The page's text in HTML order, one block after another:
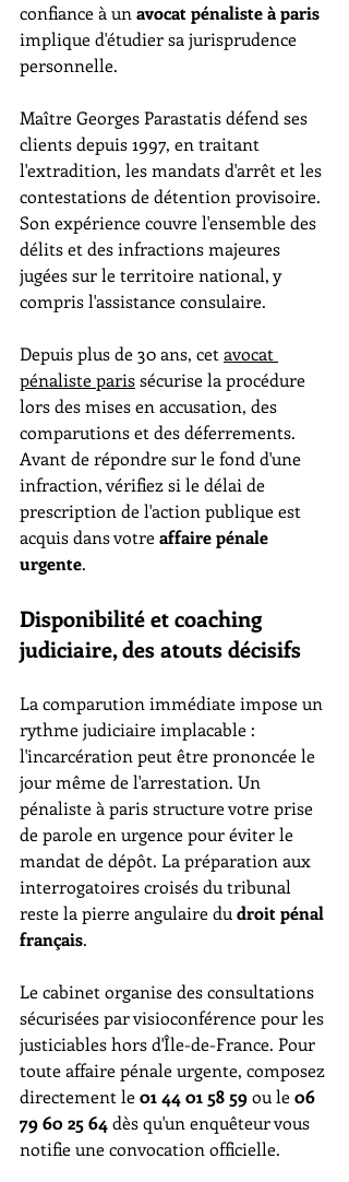
confiance à un avocat pénaliste à paris
implique d'étudier sa jurisprudence
personnelle.
Maître Georges Parastatis défend ses
clients depuis 1997, en traitant
l'extradition, les mandats d'arrêt et les
contestations de détention provisoire.
Son expérience couvre l'ensemble des
délits et des infractions majeures
jugées sur le territoire national, y
compris l'assistance consulaire.
Depuis plus de 30 ans, cet avocat
pénaliste paris sécurise la procédure
lors des mises en accusation, des
comparutions et des déferrements.
Avant de répondre sur le fond d'une
infraction, vérifiez si le délai de
prescription de l'action publique est
acquis dans votre affaire pénale
urgente.
Disponibilité et coaching
judiciaire, des atouts décisifs
La comparution immédiate impose un
rythme judiciaire implacable :
l'incarcération peut être prononcée le
jour même de l'arrestation. Un
pénaliste à paris structure votre prise
de parole en urgence pour éviter le
mandat de dépôt. La préparation aux
interrogatoires croisés du tribunal
reste la pierre angulaire du droit pénal
français.
Le cabinet organise des consultations
sécurisées par visioconférence pour les
justiciables hors d'Île-de-France. Pour
toute affaire pénale urgente, composez
directement le 01 44 01 58 59 ou le 06
79 60 25 64 dès qu'un enquêteur vous
notifie une convocation officielle.